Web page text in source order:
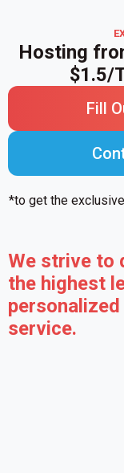
Hosting
$1.5/
Fill
*to get the
We strive to
the highest
personalized
service.